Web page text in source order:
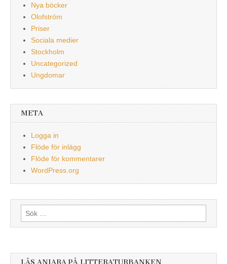
Nya böcker
Olofström
Priser
Sociala medier
Stockholm
Uncategorized
Ungdomar
META
Logga in
Flöde för inlägg
Flöde för kommentarer
WordPress.org
Sök
efter:
LÄS ANIARA PÅ LITTERATURBANKEN